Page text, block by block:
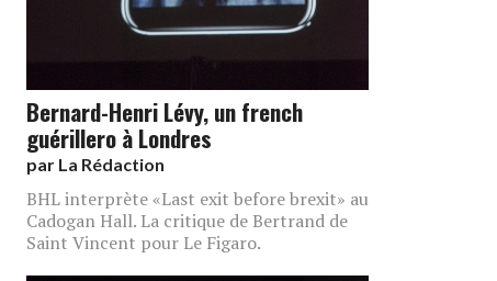
Bernard-Henri Lévy, un french
guérillero à Londres
par La Rédaction
BHL interprète «Last exit before brexit» au
Cadogan Hall. La critique de Bertrand de
Saint Vincent pour Le Figaro.